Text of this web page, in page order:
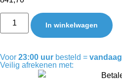
In winkelwagen
Voor 23:00 uur besteld = vandaag
Veilig afrekenen met: